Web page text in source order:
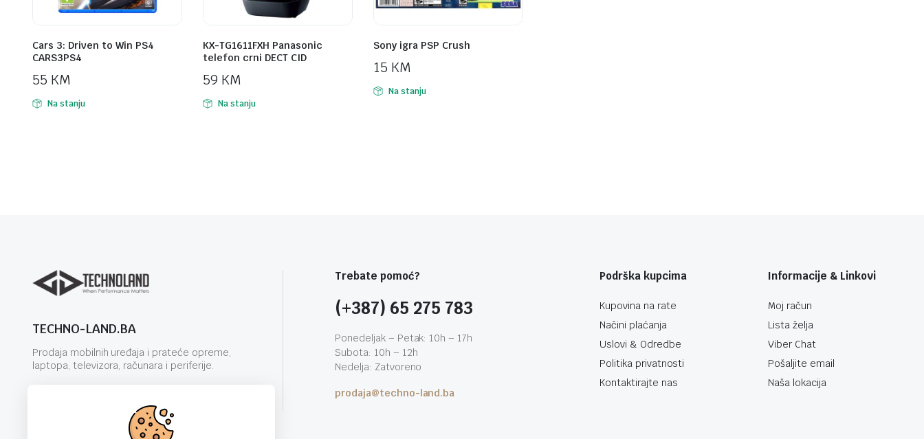
Cars 3: Driven to Win PS4
CARS3PS4
55 KM
Na stanju
KX-TG1611FXH Panasonic
telefon crni DECT CID
59 KM
Na stanju
Sony igra PSP Crush
15 KM
Na stanju
TECHNO-LAND.BA
Prodaja mobilnih uređaja i prateće opreme,
laptopa, televizora, računara i periferije.
Trebate pomoć?
(+387) 65 275 783
Ponedeljak – Petak: 10h – 17h
Subota: 10h – 12h
Nedelja: Zatvoreno
prodaja@techno-land.ba
Podrška kupcima
Kupovina na rate
Načini plaćanja
Uslovi & Odredbe
Politika privatnosti
Kontaktirajte nas
Informacije & Linkovi
Moj račun
Lista želja
Viber Chat
Pošaljite email
Naša lokacija